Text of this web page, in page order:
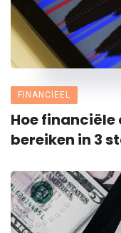
FINANCIEEL
Hoe
bereiken in 3